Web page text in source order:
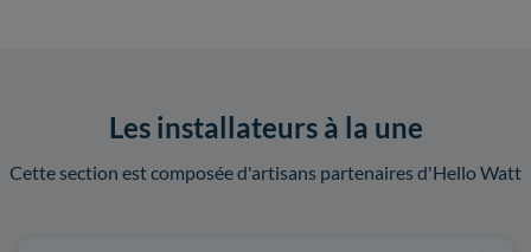
Les installateurs à la une
Cette section est composée d'artisans partenaires d'Hello Watt